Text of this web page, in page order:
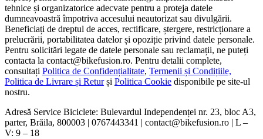
tehnice și organizatorice adecvate pentru a proteja datele
dumneavoastră împotriva accesului neautorizat sau divulgării.
Beneficiați de dreptul de acces, rectificare, ștergere, restricționare a
prelucrării, portabilitatea datelor și opoziție privind datele personale.
Pentru solicitări legate de datele personale sau reclamații, ne puteți
contacta la contact@bikefusion.ro. Pentru detalii complete,
consultați Politica de Confidențialitate, Termenii și Condițiile,
Politica de Livrare și Returși Politica Cookie disponibile pe site-ul
nostru.
Adresă Service Biciclete: Bulevardul Independenței nr. 23, bloc A3,
parter, Brăila, 800003 | 0767443341 | contact@bikefusion.ro | L –
V: 9 – 18